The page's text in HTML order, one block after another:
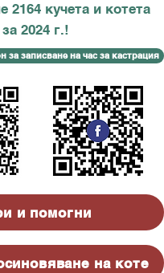
2164 кучета и котета
за 2024 г.!
за записване на час за кастрация
и помогни
на коте